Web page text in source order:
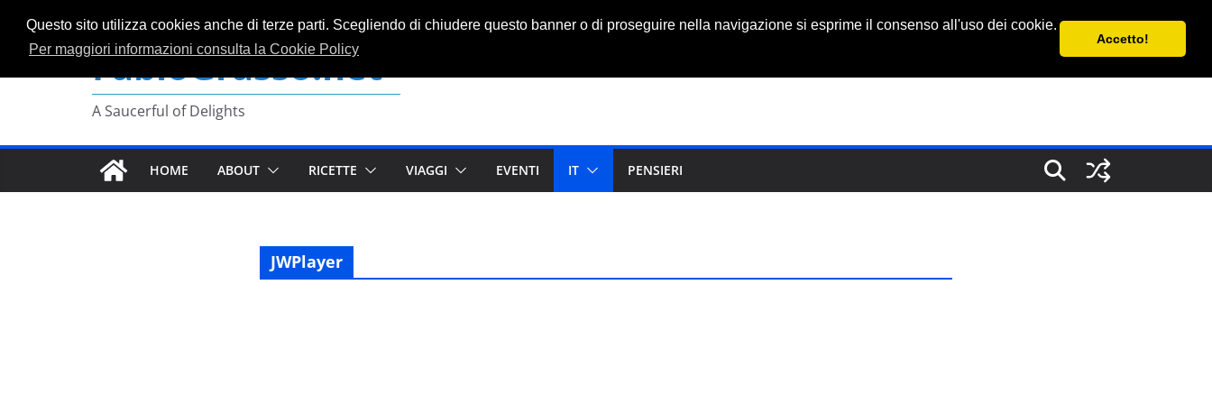
Questo sito utilizza cookies anche di terze parti. Scegliendo di chiudere questo banner o di proseguire nella navigazione si esprime il consenso all'uso dei cookie.
Per maggiori informazioni consulta la Cookie Policy
Accetto!
contenuto
FabioGrasso.net
A Saucerful of Delights
HOME ABOUT RICETTE VIAGGI EVENTI IT PENSIERI
JWPlayer